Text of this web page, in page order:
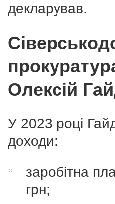
декларував.
Олексій
У 2023 році
доходи:
заробітна
грн;